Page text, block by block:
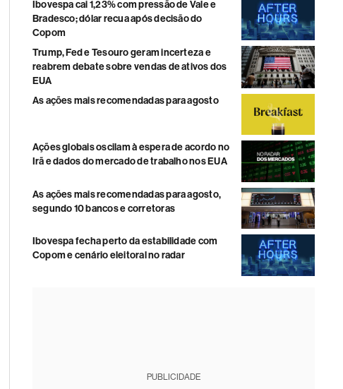
Ibovespa cai 1,23% com pressão de Vale e
Bradesco; dólar recua após decisão do
Copom
Trump, Fed e Tesouro geram incerteza e
reabrem debate sobre vendas de ativos dos
EUA
As ações mais recomendadas para agosto
Ações globais oscilam à espera de acordo no
Irã e dados do mercado de trabalho nos EUA
As ações mais recomendadas para agosto,
segundo 10 bancos e corretoras
Ibovespa fecha perto da estabilidade com
Copom e cenário eleitoral no radar
PUBLICIDADE